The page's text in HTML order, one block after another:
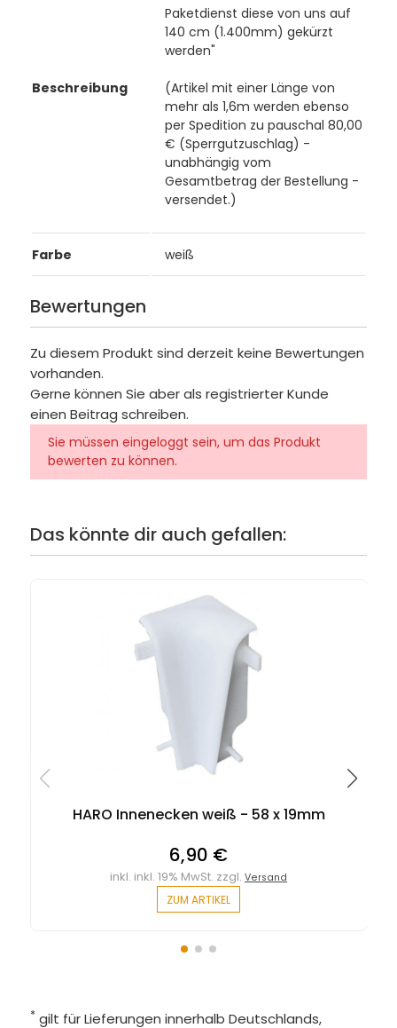
Beschreibung
Paketdienst diese von uns auf
140 cm (1.400mm) gekürzt
werden"
(Artikel mit einer Länge von
mehr als 1,6m werden ebenso
per Spedition zu pauschal 80,00
€ (Sperrgutzuschlag) -
unabhängig vom
Gesamtbetrag der Bestellung -
versendet.)
Farbe weiß
Bewertungen
Zu diesem Produkt sind derzeit keine Bewertungen
vorhanden.
Gerne können Sie aber als registrierter Kunde
einen Beitrag schreiben.
Sie müssen eingeloggt sein, um das Produkt
bewerten zu können.
Das könnte dir auch gefallen:
HARO Innenecken weiß - 58 x 19mm
6,90 €
inkl. inkl. 19% MwSt. zzgl.Versand
ZUM ARTIKEL
* gilt für Lieferungen innerhalb Deutschlands,